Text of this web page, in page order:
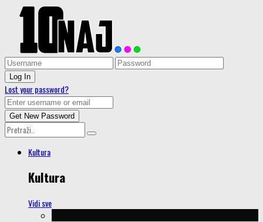
Lost your password?
Kultura
Kultura
Vidi sve